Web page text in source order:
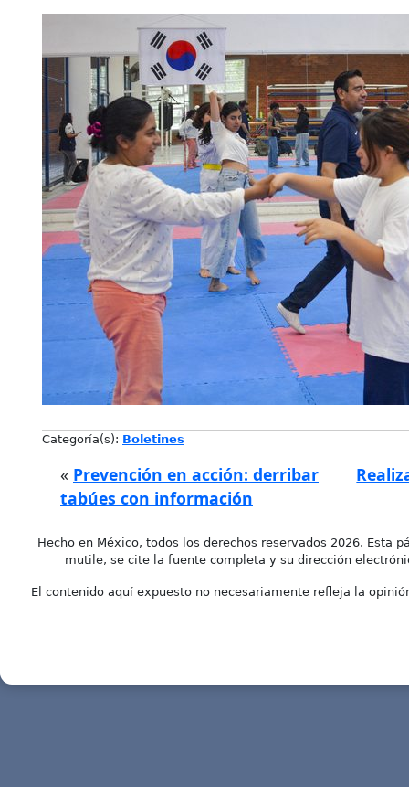
Categoría(s): Boletines
« Prevención en acción: derribar
tabúes con información
Hecho en México, todos los derechos reservados 2026. Esta
mutile, se cite la fuente completa y su dirección
El contenido aquí expuesto no necesariamente refleja la